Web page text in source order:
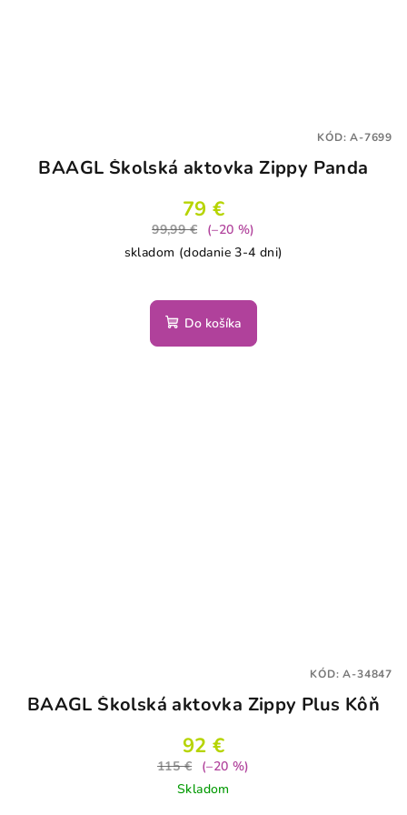
BAAGL Školská aktovka Zippy Panda
79 €
99,99 €
(–20 %)
skladom (dodanie 3-4 dni)
Do košíka
KÓD:A-7699
BAAGL Školská aktovka Zippy Plus Kôň
92 €
115 €
(–20 %)
Skladom
KÓD:A-34847